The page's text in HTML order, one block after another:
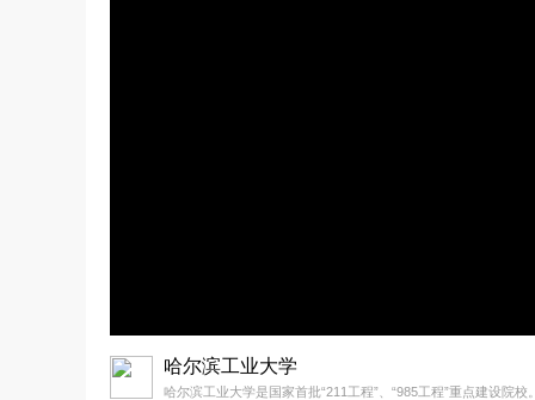
哈尔滨工业大学
哈尔滨工业大学是国家首批“211工程”、“985工程”重点建设院校。